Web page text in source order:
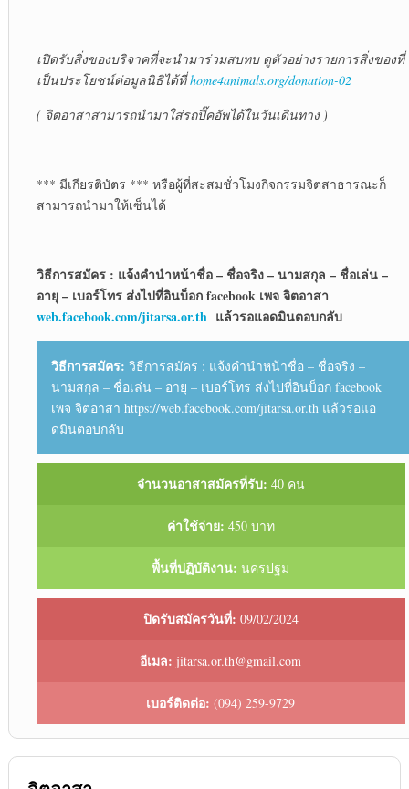
เปิดรับสิ่งของบริจาคที่จะนำมาร่วมสบทบ ดูตัวอย่างรายการสิ่งของที่
เป็นประโยชน์ต่อมูลนิธิได้ที่home4animals.org/donation-02
( จิตอาสาสามารถนำมาใส่รถปิ๊คอัพได้ในวันเดินทาง )
*** มีเกียรติบัตร *** หรือผู้ที่สะสมชั่วโมงกิจกรรมจิตสาธารณะก็
สามารถนำมาให้เซ็นได้
วิธีการสมัคร : แจ้งคำนำหน้าชื่อ – ชื่อจริง – นามสกุล – ชื่อเล่น –
อายุ – เบอร์โทร ส่งไปที่อินบ็อก facebook เพจ จิตอาสา
web.facebook.com/jitarsa.or.thแล้วรอแอดมินตอบกลับ
วิธีการสมัคร: วิธีการสมัคร : แจ้งคำนำหน้าชื่อ – ชื่อจริง –
นามสกุล – ชื่อเล่น – อายุ – เบอร์โทร ส่งไปที่อินบ็อก facebook
เพจ จิตอาสา https://web.facebook.com/jitarsa.or.th แล้วรอแอ
ดมินตอบกลับ
จำนวนอาสาสมัครที่รับ: 40 คน
ค่าใช้จ่าย: 450 บาท
พื้นที่ปฏิบัติงาน: นครปฐม
ปิดรับสมัครวันที่: 09/02/2024
อีเมล: jitarsa.or.th@gmail.com
เบอร์ติดต่อ: (094) 259-9729